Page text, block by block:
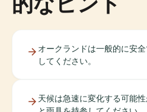
オークランドは一般的に安
してください。
天候は急速に変化する可能